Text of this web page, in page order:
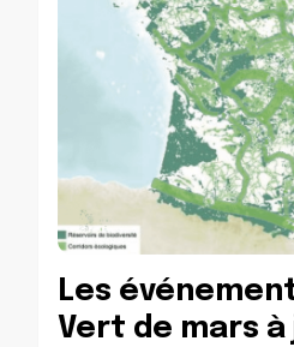
Les
Vert de mars à